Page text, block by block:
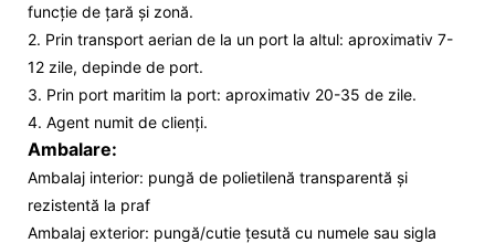
funcție de țară și zonă.
2. Prin transport aerian de la un port la altul: aproximativ 7-
12 zile, depinde de port.
3. Prin port maritim la port: aproximativ 20-35 de zile.
4. Agent numit de clienți.
Ambalare:
Ambalaj interior: pungă de polietilenă transparentă și
rezistentă la praf
Ambalaj exterior: pungă/cutie țesută cu numele sau sigla